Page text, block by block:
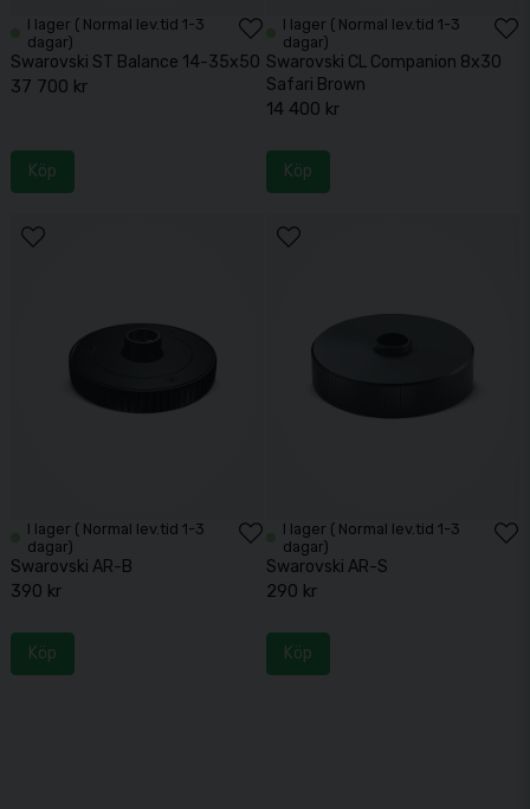
I lager ( Normal lev.tid 1-3
dagar)
Swarovski ST Balance 14-35x50
37 700 kr
Köp
I lager ( Normal lev.tid 1-3
dagar)
Swarovski CL Companion 8x30
Safari Brown
14 400 kr
Köp
I lager ( Normal lev.tid 1-3
dagar)
Swarovski AR-B
390 kr
Köp
I lager ( Normal lev.tid 1-3
dagar)
Swarovski AR-S
290 kr
Köp